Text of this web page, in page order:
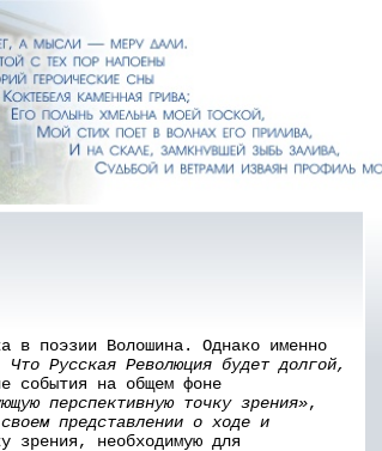
в поэзии Волошина. Однако именно
Русская Революция будет долгой,
события на общем фоне
перспективную точку зрения»,
представлении о ходе и
зрения, необходимую для